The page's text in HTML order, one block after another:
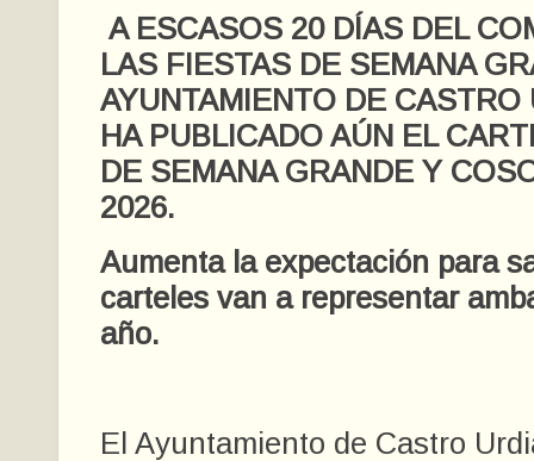
A ESCASOS 20 DÍAS DEL
LAS FIESTAS DE SEMANA
AYUNTAMIENTO DE CASTRO
HA PUBLICADO AÚN EL
DE SEMANA GRANDE Y
2026.
Aumenta la expectación para
carteles van a representar
año.
El Ayuntamiento de Castro